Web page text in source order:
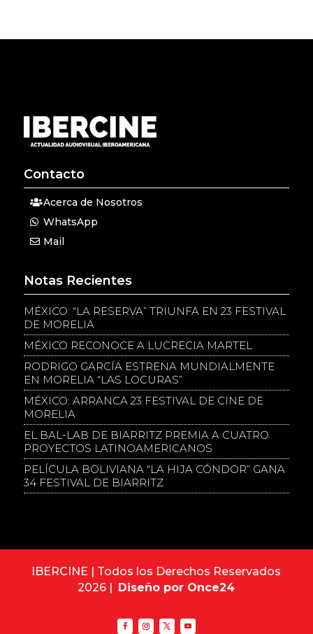
Contacto
Acerca de Nosotros
WhatsApp
Mail
Notas Recientes
MÉXICO: “LA RESERVA” TRIUNFA EN 23 FESTIVAL
DE MORELIA
MÉXICO RECONOCE A LUCRECIA MARTEL
RODRIGO GARCÍA ESTRENA MUNDIALMENTE
EN MORELIA “LAS LOCURAS”
MÉXICO: ARRANCA 23 FESTIVAL DE CINE DE
MORELIA
EL BAL-LAB DE BIARRITZ PREMIA A CUATRO
PROYECTOS LATINOAMERICANOS
PELÍCULA BOLIVIANA “LA HIJA CÓNDOR” GANA
34 FESTIVAL DE BIARRITZ
IBERCINE | Todos los Derechos Reservados
2026 | Diseño por Once24